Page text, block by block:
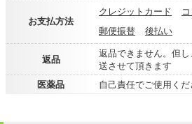
お支払方法
クレジットカード
郵便振替
後払い
返品
返品できません。但
送させて頂きます
医薬品
自己責任でご使用く